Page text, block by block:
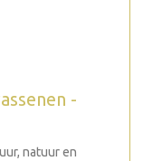
-
natuur en